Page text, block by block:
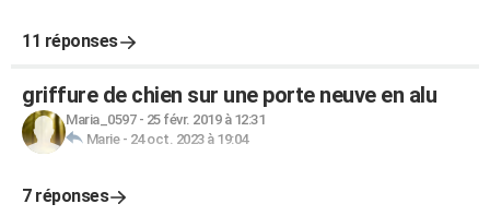
11 réponses
griffure de chien sur une porte neuve en alu
Maria_0597- 25 févr. 2019 à 12:31
Marie- 24 oct. 2023 à 19:04
7 réponses